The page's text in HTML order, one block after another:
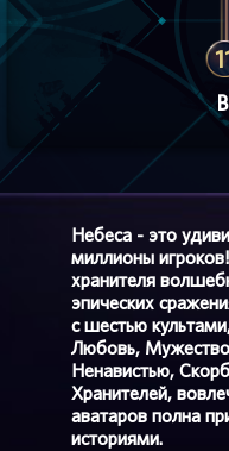
Небеса - это
миллионы
хранителя
эпических
с шестью
Любовь,
Ненавистью,
Хранителей,
аватаров полна
историями.